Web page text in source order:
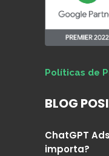
Políticas de
BLOG
ChatGPT
importa?